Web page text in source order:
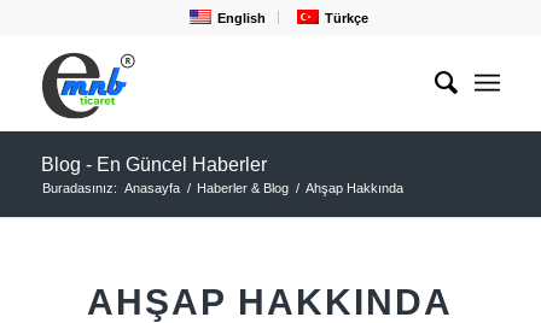
English Türkçe
Blog - En Güncel Haberler
Buradasınız: Anasayfa / Haberler & Blog / Ahşap Hakkında
AHŞAP HAKKINDA